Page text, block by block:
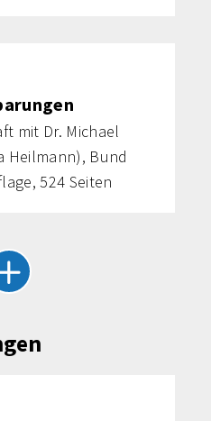
mit Dr. Michael
Heilmann), Bund
524 Seiten